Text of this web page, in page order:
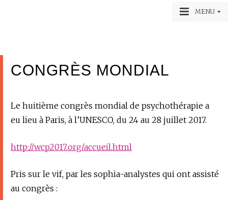
MENU
CONGRÈS MONDIAL
Le huitième congrès mondial de psychothérapie a
eu lieu à Paris, à l’UNESCO, du 24 au 28 juillet 2017.
http://wcp2017.org/accueil.html
Pris sur le vif, par les sophia-analystes qui ont assisté
au congrès :